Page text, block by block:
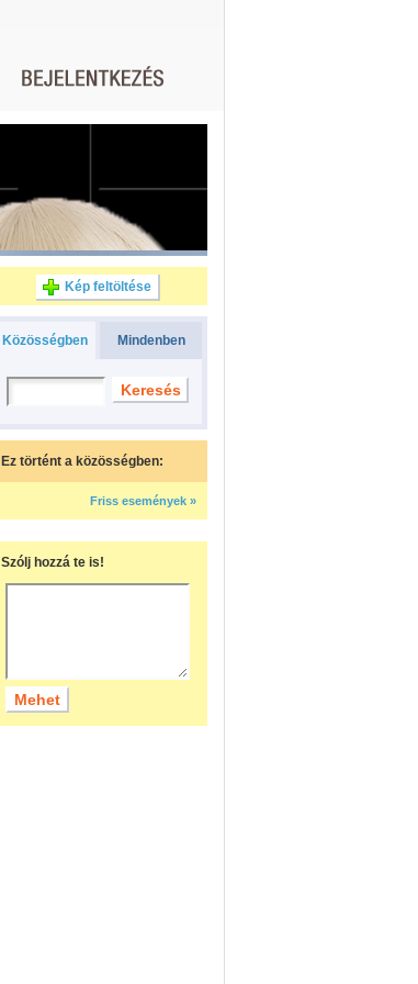
Kép feltöltése
Közösségben Mindenben
Ez történt a közösségben:
Friss események »
Szólj hozzá te is!